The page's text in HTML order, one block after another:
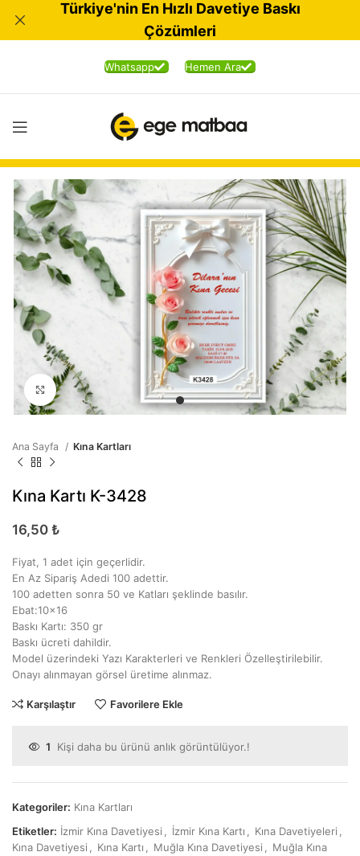
Whatsapp Hemen Ara
Büyütmek için tıklayın
Ana Sayfa Kına Kartları
Kına Kartı K-3428
16,50 ₺
Fiyat, 1 adet için geçerlidir.
En Az Sipariş Adedi 100 adettir.
100 adetten sonra 50 ve Katları şeklinde basılır.
Ebat:10×16
Baskı Kartı: 350 gr
Baskı ücreti dahildir.
Model üzerindeki Yazı Karakterleri ve Renkleri Özelleştirilebilir.
Onayı alınmayan görsel üretime alınmaz.
Karşılaştır Favorilere Ekle
1 Kişi daha bu ürünü anlık görüntülüyor.!
Kategoriler: Kına Kartları
Etiketler: İzmir Kına Davetiyesi , İzmir Kına Kartı , Kına Davetiyeleri ,
Kına Davetiyesi , Kına Kartı , Muğla Kına Davetiyesi , Muğla Kına
Türkiye'nin En Hızlı Davetiye Baskı
Çözümleri